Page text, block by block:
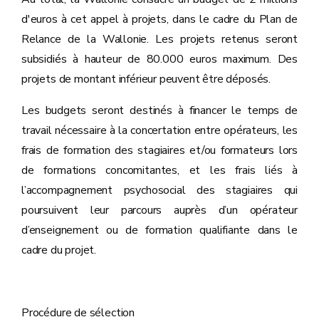
d'euros à cet appel à projets, dans le cadre du Plan de
Relance de la Wallonie. Les projets retenus seront
subsidiés à hauteur de 80.000 euros maximum. Des
projets de montant inférieur peuvent être déposés.
Les budgets seront destinés à financer le temps de
travail nécessaire à la concertation entre opérateurs, les
frais de formation des stagiaires et/ou formateurs lors
de formations concomitantes, et les frais liés à
l’accompagnement psychosocial des stagiaires qui
poursuivent leur parcours auprès d’un opérateur
d’enseignement ou de formation qualifiante dans le
cadre du projet.
Procédure de sélection